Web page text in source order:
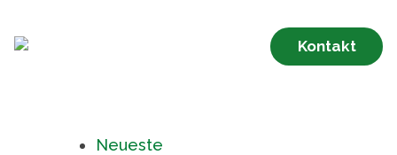
Neueste